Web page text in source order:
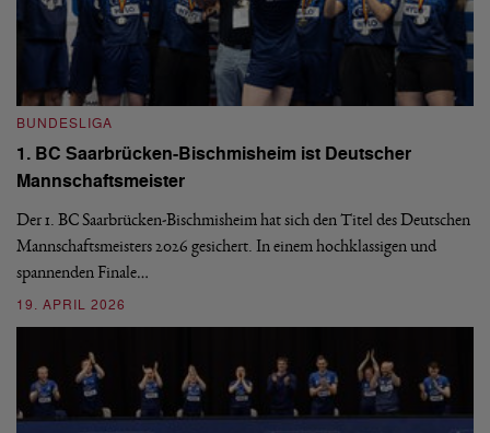
BUNDESLIGA
1. BC Saarbrücken-Bischmisheim ist Deutscher
Mannschaftsmeister
Der 1. BC Saarbrücken-Bischmisheim hat sich den Titel des Deutschen
Mannschaftsmeisters 2026 gesichert. In einem hochklassigen und
spannenden Finale…
19. APRIL 2026